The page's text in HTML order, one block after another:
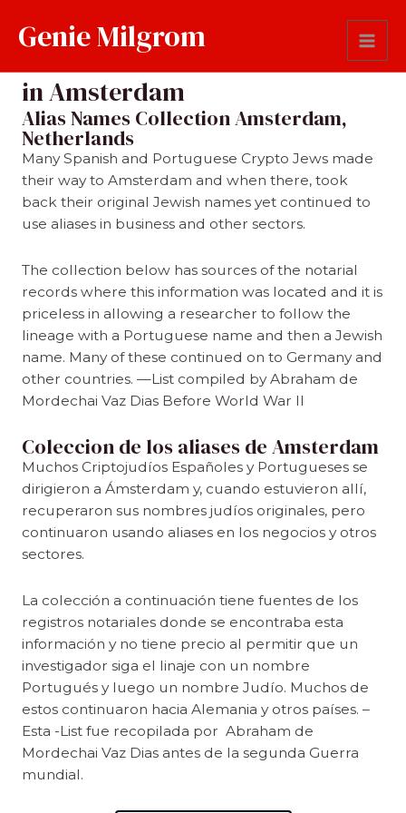
content
Genie Milgrom
Netherlands-Alias Names used
in Amsterdam
Alias Names Collection Amsterdam,
Netherlands
Many Spanish and Portuguese Crypto Jews made
their way to Amsterdam and when there, took
back their original Jewish names yet continued to
use aliases in business and other sectors.
The collection below has sources of the notarial
records where this information was located and it is
priceless in allowing a researcher to follow the
lineage with a Portuguese name and then a Jewish
name. Many of these continued on to Germany and
other countries. —List compiled by Abraham de
Mordechai Vaz Dias Before World War II
Coleccion de los aliases de Amsterdam
Muchos Criptojudíos Españoles y Portugueses se
dirigieron a Ámsterdam y, cuando estuvieron allí,
recuperaron sus nombres judíos originales, pero
continuaron usando aliases en los negocios y otros
sectores.
La colección a continuación tiene fuentes de los
registros notariales donde se encontraba esta
información y no tiene precio al permitir que un
investigador siga el linaje con un nombre
Portugués y luego un nombre Judío. Muchos de
estos continuaron hacia Alemania y otros países. –
Esta -List fue recopilada por Abraham de
Mordechai Vaz Dias antes de la segunda Guerra
mundial.